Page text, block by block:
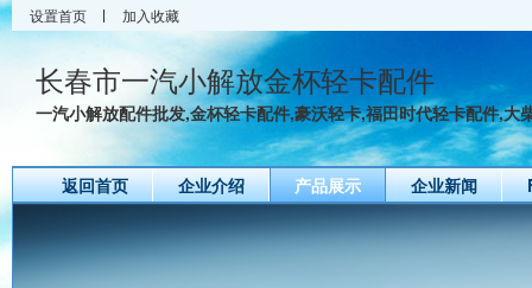
设置首页 加入收藏
长春市一汽小解放金杯轻卡配件
一汽小解放配件批发,金杯轻卡配件,豪沃轻卡,福田时代轻卡配件,大
返回首页 企业介绍 产品展示 企业新闻